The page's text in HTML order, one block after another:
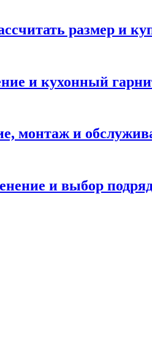
размер и
и кухонный
монтаж и
и выбор